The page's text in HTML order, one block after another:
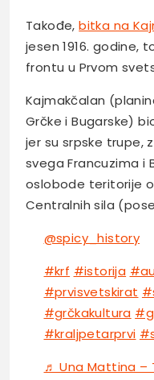
Takođe,bitka na
jesen 1916. godine,
frontu u Prvom
Kajmakčalan
Grčke i Bugarske)
jer su srpske trupe,
svega Francuzima i
oslobode teritorije
Centralnih sila
@spicy_history
#krf #istorija
#prvisvetskirat
#grčkakultura
#kraljpetarprvi
♬ Una Mattina –